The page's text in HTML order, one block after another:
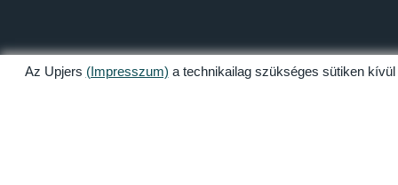
Az Upjers (Impresszum) a technikailag szükséges sütiken